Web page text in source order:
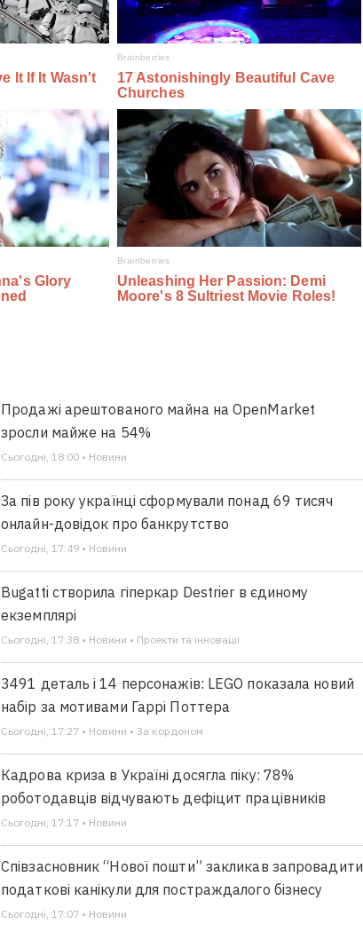
Продажі арештованого майна на OpenMarket
зросли майже на 54%
Сьогодні, 18:00 • Новини
За пів року українці сформували понад 69 тисяч
онлайн-довідок про банкрутство
Сьогодні, 17:49 • Новини
Bugatti створила гіперкар Destrier в єдиному
екземплярі
Сьогодні, 17:38 • Новини • Проекти та інновації
3491 деталь і 14 персонажів: LEGO показала новий
набір за мотивами Гаррі Поттера
Сьогодні, 17:27 • Новини • За кордоном
Кадрова криза в Україні досягла піку: 78%
роботодавців відчувають дефіцит працівників
Сьогодні, 17:17 • Новини
Співзасновник “Нової пошти” закликав запровадити
податкові канікули для постраждалого бізнесу
Сьогодні, 17:07 • Новини